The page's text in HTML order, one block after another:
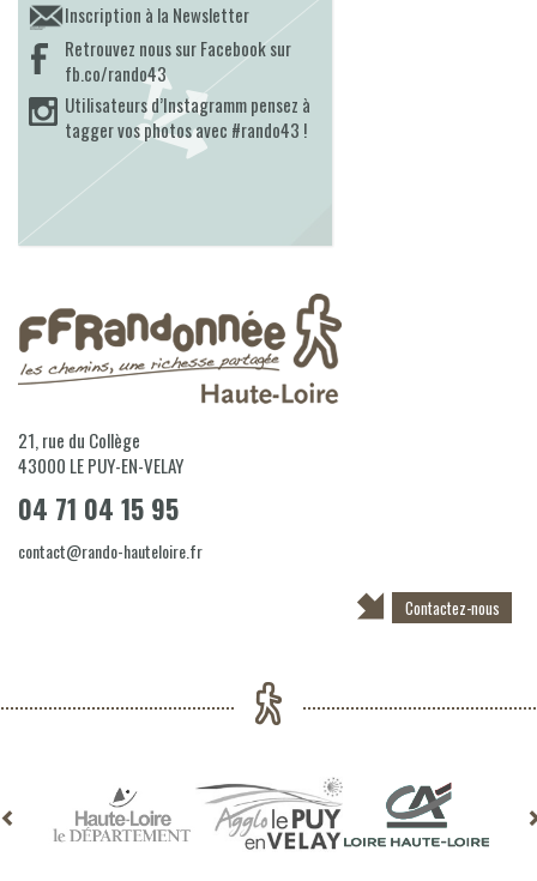
Inscription à la Newsletter
Retrouvez nous sur Facebook sur
fb.co/rando43
Utilisateurs d’Instagramm pensez à
tagger vos photos avec #rando43 !
21, rue du Collège
43000 LE PUY-EN-VELAY
04 71 04 15 95
contact@rando-hauteloire.fr
Contactez-nous